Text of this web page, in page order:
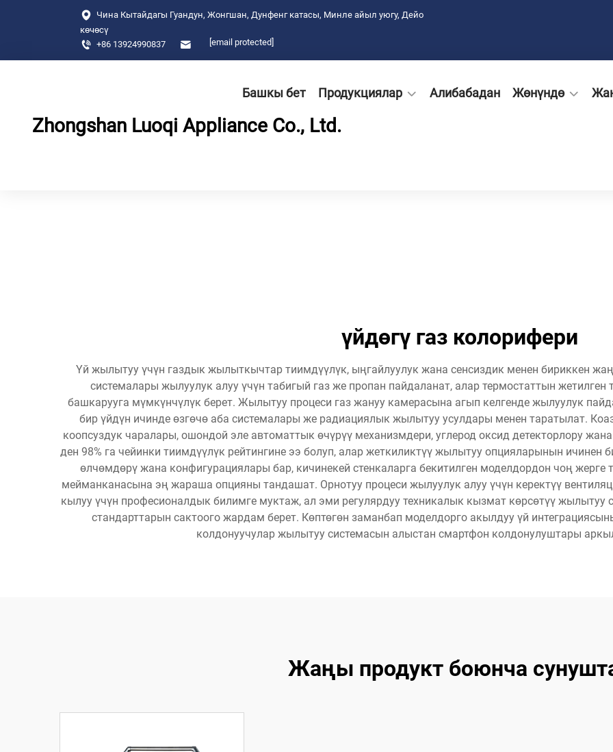
Чина Кытайдагы Гуандун, Жонгшан, Дунфенг катасы, Минле айыл уюгу, Дейо
көчөсү
+86 13924990837
[email protected]
Zhongshan Luoqi Appliance Co., Ltd.
Башкы бет Продукциялар Алибабадан Жөнүндө
үйдөгү газ колорифери
Үй жылытуу үчүн газдык жылыткычтар тиимдүүлүк, ыңгайлуулук жана сенсиздик менен бириккен
системалары жылуулук алуу үчүн табигый газ же пропан пайдаланат, алар термостаттын жетилген
башкарууга мүмкүнчүлүк берет. Жылытуу процеси газ жануу камерасына агып келгенде жылуулук
бир үйдүн ичинде өзгөчө аба системалары же радиациялык жылытуу усулдары менен таратылат.
коопсуздук чаралары, ошондой эле автоматтык өчүрүү механизмдери, углерод оксид детекторлору
ден 98% га чейинки тиимдүүлүк рейтингине ээ болуп, алар жеткиликтүү жылытуу опцияларынын ичинен
өлчөмдөрү жана конфигурациялары бар, кичинекей стенкаларга бекитилген моделдордон чоң жерге
мейманканасына эң жараша опцияны тандашат. Орнотуу процеси жылуулук алуу үчүн керектүү
кылуу үчүн професионалдык билимге муктаж, ал эми регулярдуу техникалык кызмат көрсөтүү жылытуу
стандарттарын сактоого жардам берет. Көптөгөн заманбап моделдорго акылдуу үй
колдонуучулар жылытуу системасын алыстан смартфон колдонулуштары
Жаңы продукт боюнча